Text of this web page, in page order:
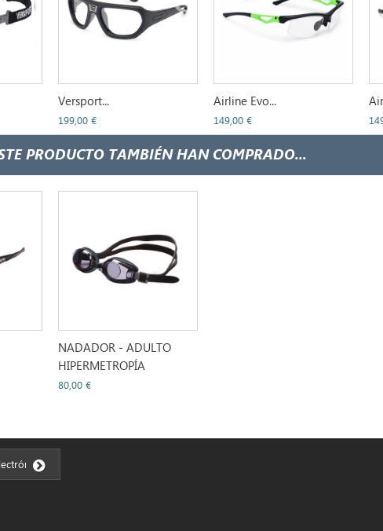
Versport...
199,00 €
Airline Evo...
149,00 €
PRODUCTO TAMBIÉN HAN COMPRADO...
NADADOR - ADULTO
HIPERMETROPÍA
80,00 €